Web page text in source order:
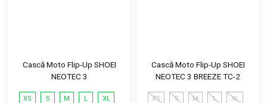
Cască Moto Flip-Up SHOEI
NEOTEC 3
XS S M L XL
Cască Moto Flip-Up SHOEI
NEOTEC 3 BREEZE TC-2
XS S M L XL